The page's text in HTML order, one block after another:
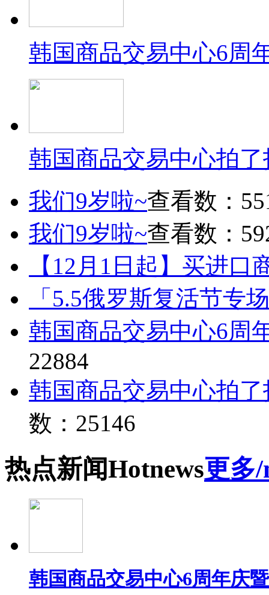
韩国商品交易中心6周
韩国商品交易中心拍
我们9岁啦~查看数：
我们9岁啦~查看数：
【12月1日起】买进口
「5.5俄罗斯复活节专
韩国商品交易中心6周
22884
韩国商品交易中心拍
数：25146
热点新闻Hotnews更多
韩国商品交易中心6周年庆